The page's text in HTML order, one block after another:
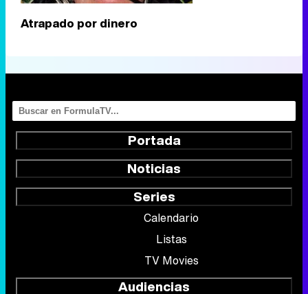
Atrapado por dinero
Portada
Noticias
Series
Calendario
Listas
TV Movies
Audiencias